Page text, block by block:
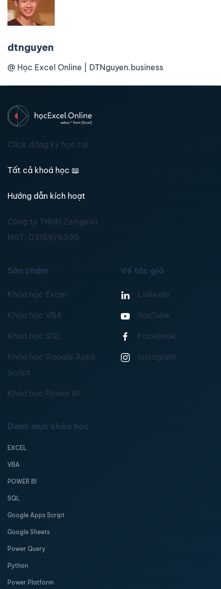
dtnguyen
@ Học Excel Online | DTNguyen.business
Click đăng ký học tại:
Tất cả khoá học 📖
Hướng dẫn kích hoạt
Công ty TNHH Zeitgeist
MST: 0315976395
Sản phẩm
Khóa học Excel
Khóa học VBA
Khóa học SQL
Khóa học Google Apps
Script
Khóa học Power BI
Về tác giả
Linkedin
YouTube
Facebook
Instagram
Danh mục khóa học
EXCEL
VBA
POWER BI
SQL
Google Apps Script
Google Sheets
Power Query
Python
Power Platform